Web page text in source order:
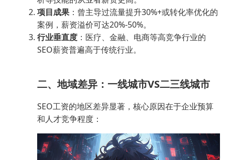
项目成果 ：曾主导过流量提升30%+或转化率优化的
案例，薪资溢价可达20%-50%。
行业垂直度 ：医疗、金融、电商等高竞争行业的
SEO薪资普遍高于传统行业。
二、地域差异：一线城市VS二三线城市
SEO工资的地区差异显著，核心原因在于企业预算
和人才竞争程度：